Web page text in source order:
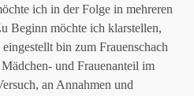
ich in der Folge in mehreren
Beginn möchte ich klarstellen,
bin zum Frauenschach
und Frauenanteil im
an Annahmen und